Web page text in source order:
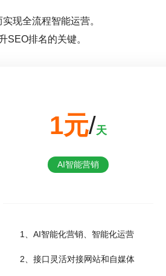
现全流程智能运营。
SEO排名的关键。
1元/天
AI智能营销
1、AI智能化营销、智能化运营
2、接口灵活对接网站和自媒体